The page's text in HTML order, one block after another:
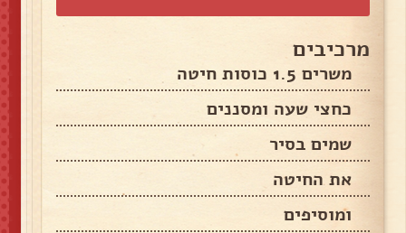
מרכיבים
משרים 1.5 כוסות חיטה
כחצי שעה ומסננים
שמים בסיר
את החיטה
ומוסיפים